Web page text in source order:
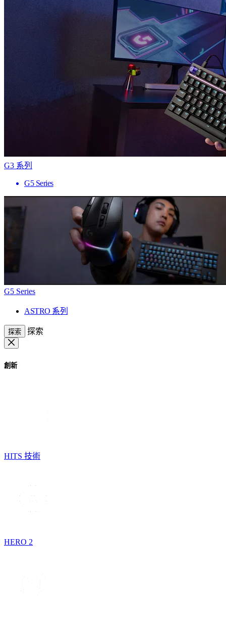
G3 系列
G5 Series
G5 Series
ASTRO 系列
探索 探索
創新
HITS 技術
HERO 2